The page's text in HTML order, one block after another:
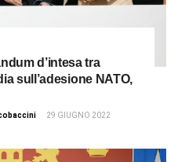
d’intesa tra
sull’adesione NATO,
29 GIUGNO 2022